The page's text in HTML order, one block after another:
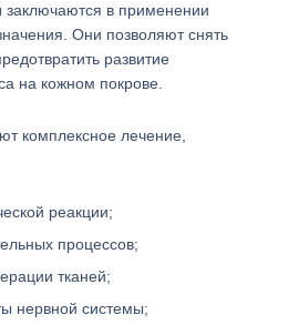
заключаются в применении
Они позволяют снять
развитие
на кожном покрове.
комплексное лечение,
реакции;
процессов;
тканей;
нервной системы;